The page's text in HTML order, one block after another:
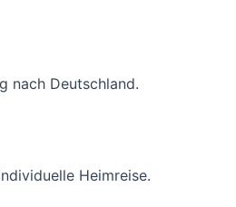
nach Deutschland.
Heimreise.